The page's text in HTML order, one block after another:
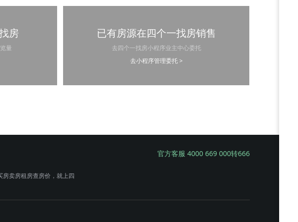
房
量
已有房源在四个一找房销售
去四个一找房小程序业主中心委托
去小程序管理委托 >
官方客服 4000 669 000转666
卖房租房查房价，就上四